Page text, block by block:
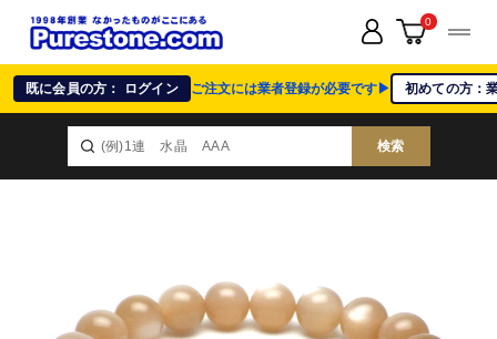
既に会員の方： ログイン ご注文には業者登録が必要です▶ 初めての方：
検索
0